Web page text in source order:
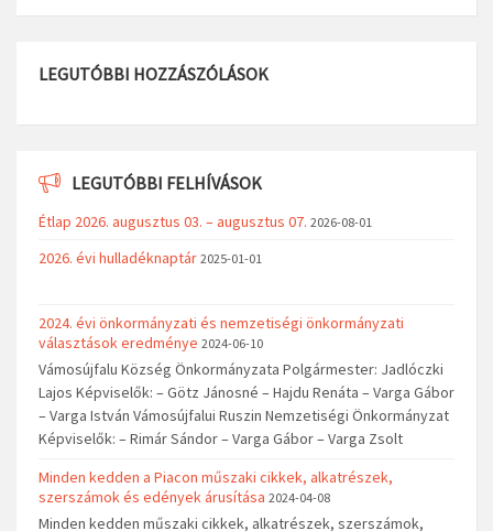
LEGUTÓBBI HOZZÁSZÓLÁSOK
LEGUTÓBBI FELHÍVÁSOK
Étlap 2026. augusztus 03. – augusztus 07. 2026-08-01
2026. évi hulladéknaptár 2025-01-01
2024. évi önkormányzati és nemzetiségi önkormányzati
választások eredménye 2024-06-10
Vámosújfalu Község Önkormányzata Polgármester: Jadlóczki
Lajos Képviselők: – Götz Jánosné – Hajdu Renáta – Varga Gábor
– Varga István Vámosújfalui Ruszin Nemzetiségi Önkormányzat
Képviselők: – Rimár Sándor – Varga Gábor – Varga Zsolt
Minden kedden a Piacon műszaki cikkek, alkatrészek,
szerszámok és edények árusítása 2024-04-08
Minden kedden műszaki cikkek, alkatrészek, szerszámok,